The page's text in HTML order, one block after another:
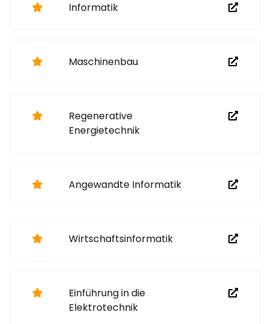
Informatik
Maschinenbau
Regenerative
Energietechnik
Angewandte Informatik
Wirtschaftsinformatik
Einführung in die
Elektrotechnik